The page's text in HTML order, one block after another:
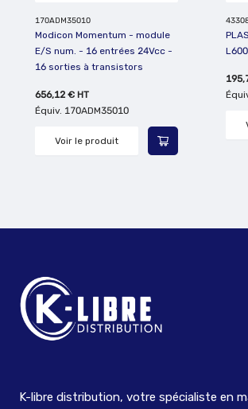
170ADM35010
Modicon Momentum - module
E/S num. - 16 entrées 24Vcc -
16 sorties à transistors
656,12 € HT
Équiv. 170ADM35010
Voir le produit
L600
K-libre distribution, votre spécialiste en